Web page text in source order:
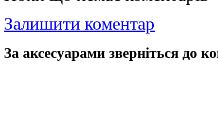
Залишити коментар
За аксесуарами зверніться до